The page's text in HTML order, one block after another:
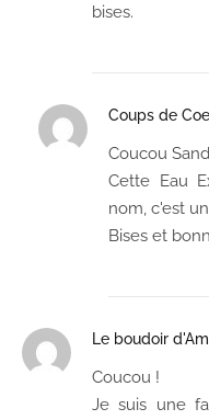
bises.
Coups de
Coucou
Cette Eau
nom, c'est
Bises et
Le boudoir
Coucou !
Je suis une